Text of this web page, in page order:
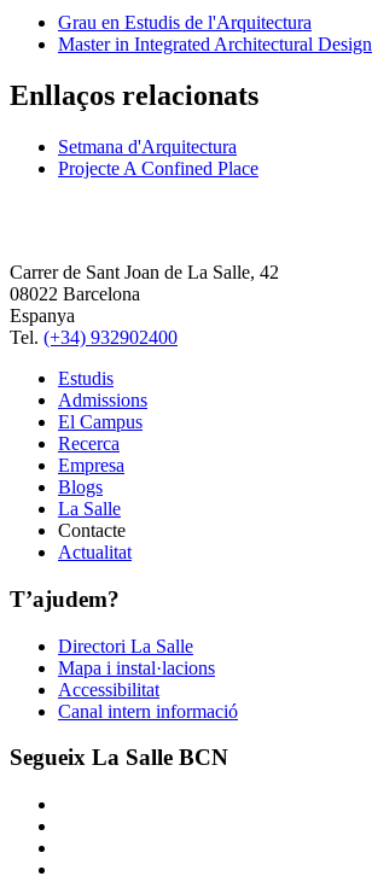
Grau en Estudis de l'Arquitectura
Master in Integrated Architectural Design
Enllaços relacionats
Setmana d'Arquitectura
Projecte A Confined Place
Carrer de Sant Joan de La Salle, 42
08022 Barcelona
Espanya
Tel. (+34) 932902400
Estudis
Admissions
El Campus
Recerca
Empresa
Blogs
La Salle
Contacte
Actualitat
T’ajudem?
Directori La Salle
Mapa i instal·lacions
Accessibilitat
Canal intern informació
Segueix La Salle BCN